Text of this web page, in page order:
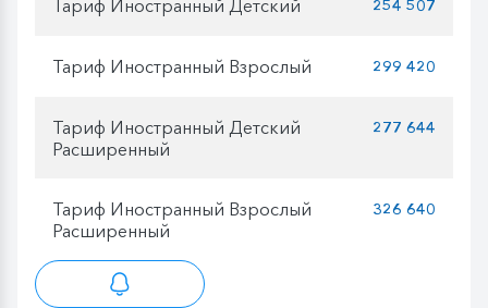
Тариф Иностранный Детский 254 507
Тариф Иностранный Взрослый 299 420
Тариф Иностранный Детский
Расширенный
277 644
Тариф Иностранный Взрослый
Расширенный
326 640